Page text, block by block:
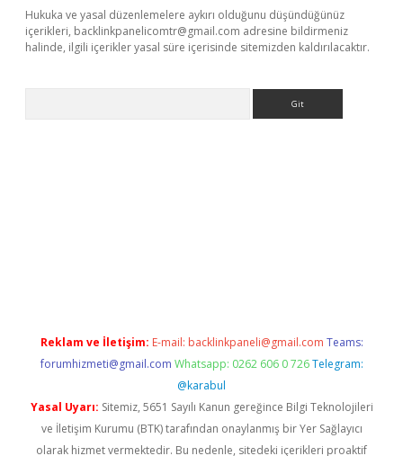
Hukuka ve yasal düzenlemelere aykırı olduğunu düşündüğünüz
içerikleri, backlinkpanelicomtr@gmail.com adresine bildirmeniz
halinde, ilgili içerikler yasal süre içerisinde sitemizden kaldırılacaktır.
Reklam ve İletişim: E-mail: backlinkpaneli@gmail.com Teams:
forumhizmeti@gmail.com Whatsapp: 0262 606 0 726 Telegram:
@karabul
Yasal Uyarı: Sitemiz, 5651 Sayılı Kanun gereğince Bilgi Teknolojileri
ve İletişim Kurumu (BTK) tarafından onaylanmış bir Yer Sağlayıcı
olarak hizmet vermektedir. Bu nedenle, sitedeki içerikleri proaktif